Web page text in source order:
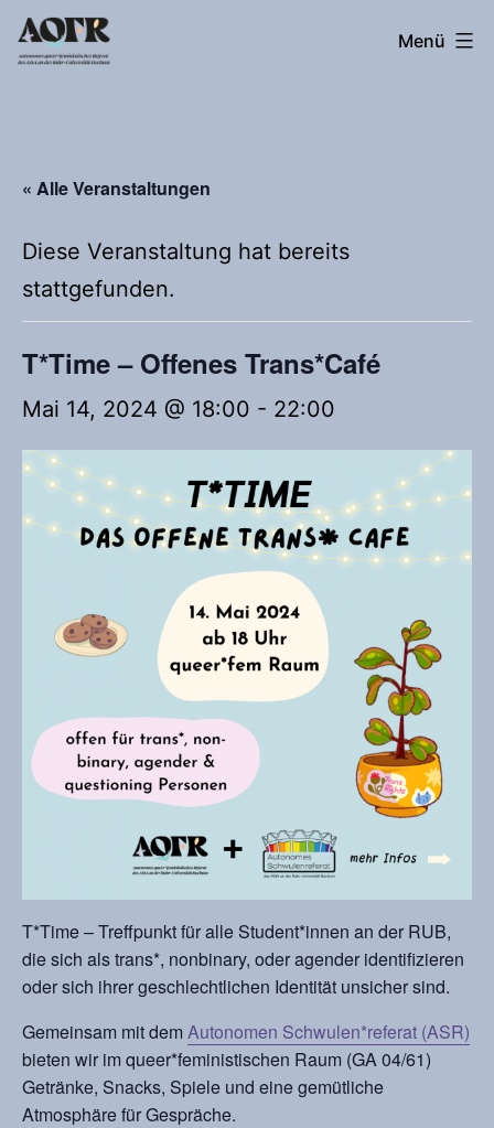
Zum
Inhalt
Autonomes
Menü
« Alle Veranstaltungen
Diese Veranstaltung hat bereits
stattgefunden.
T*Time – Offenes Trans*Café
Mai 14, 2024 @ 18:00 - 22:00
T*Time – Treffpunkt für alle Student*innen an der RUB,
die sich als trans*, nonbinary, oder agender identifizieren
oder sich ihrer geschlechtlichen Identität unsicher sind.
Gemeinsam mit demAutonomen Schwulen*referat (ASR)
bieten wir im queer*feministischen Raum (GA 04/61)
Getränke, Snacks, Spiele und eine gemütliche
Atmosphäre für Gespräche.